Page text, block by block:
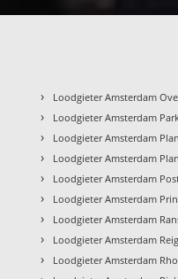
› Loodgieter Amsterdam
› Loodgieter Amsterdam
› Loodgieter Amsterdam
› Loodgieter Amsterdam
› Loodgieter Amsterdam
› Loodgieter Amsterdam
› Loodgieter Amsterdam
› Loodgieter Amsterdam
› Loodgieter Amsterdam